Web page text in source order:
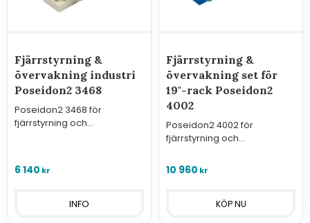
Fjärrstyrning &
övervakning industri
Poseidon2 3468
Poseidon2 3468 för
fjärrstyrning och
230VAC/10A.
6 140 kr
INFO
Fjärrstyrning &
övervakning set för
19"-rack Poseidon2
4002
Poseidon2 4002 för
fjärrstyrning och
temperaturgivare för rack,
programvara.
10 960 kr